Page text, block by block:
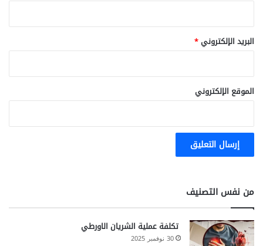
البريد الإلكتروني*
الموقع الإلكتروني
من نفس التصنيف
تكلفة عملية الشريان الاورطي
30 نوفمبر 2025